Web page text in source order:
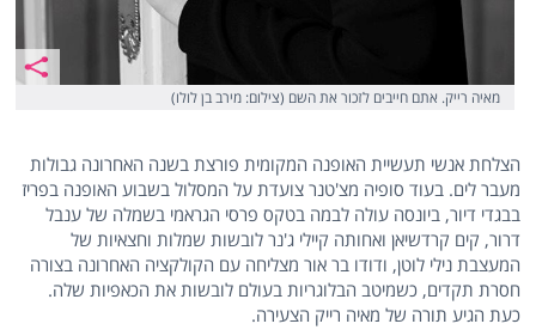
מאיה רייק. אתם חייבים לזכור את השם (צילום: מירב בן לולו)
הצלחת אנשי תעשיית האופנה המקומית פורצת בשנה האחרונה גבולות
מעבר לים. בעוד סופיה מצ'טנר צועדת על המסלול בשבוע האופנה בפריז
בבגדי דיור, ביונסה עולה לבמה בטקס פרסי הגראמי בשמלה של ענבל
דרור, קים קרדשיאן ואחותה קיילי ג'נר לובשות שמלות וחצאיות של
המעצבת נילי לוטן, ודודו בר אור מצליחה עם הקולקציה האחרונה בצורה
חסרת תקדים, כשמיטב הבלוגריות בעולם לובשות את הכאפיות שלה.
כעת הגיע תורה של מאיה רייק הצעירה.